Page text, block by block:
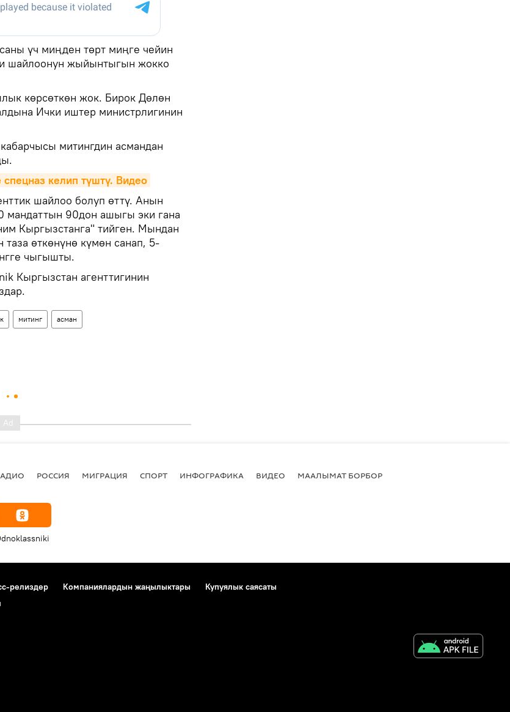
үч миңден төрт миңге чейин
шайлоонун жыйынтыгын жокко
көрсөткөн жок. Бирок Дөлөн
Ички иштер министрлигинин
митингдин асмандан
келип түштү. Видео
шайлоо болуп өттү. Анын
90дон ашыгы эки гана
Кыргызстанга" тийген. Мындан
таза өткөнүнө күмөн санап, 5-
чыгышты.
Кыргызстан агенттигинин
митинг асман
РОССИЯ МИГРАЦИЯ СПОРТ ИНФОГРАФИКА ВИДЕО МААЛЫМАТ БОРБОР
релиздер Компаниялардын жаңылыктары
Купуялык саясаты